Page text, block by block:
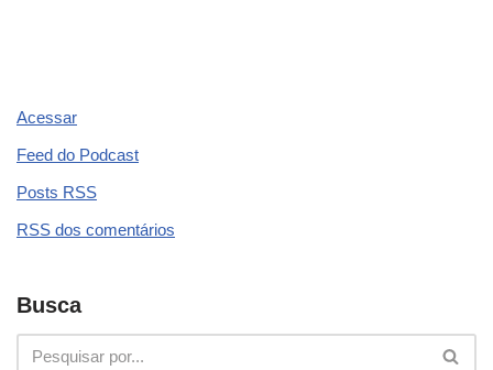
Acessar
Feed do Podcast
Posts RSS
RSS dos comentários
Busca